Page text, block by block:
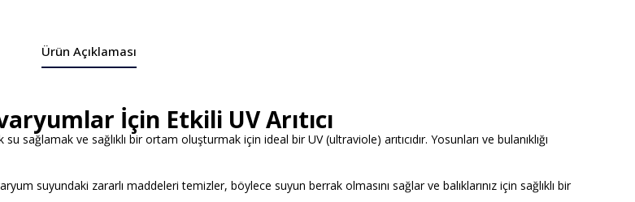
Ürün Açıklaması
İçin Etkili UV Arıtıcı
sağlamak ve sağlıklı bir ortam oluşturmak için ideal bir UV (ultraviole) arıtıcıdır. Yosunları ve bulanıklığı
suyundaki zararlı maddeleri temizler, böylece suyun berrak olmasını sağlar ve balıklarınız için sağlıklı bir